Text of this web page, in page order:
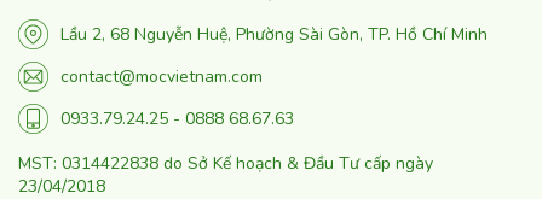
Lầu 2, 68 Nguyễn Huệ, Phường Sài Gòn, TP. Hồ Chí Minh
contact@mocvietnam.com
0933.79.24.25 - 0888 68.67.63
MST: 0314422838 do Sở Kế hoạch & Đầu Tư cấp ngày
23/04/2018